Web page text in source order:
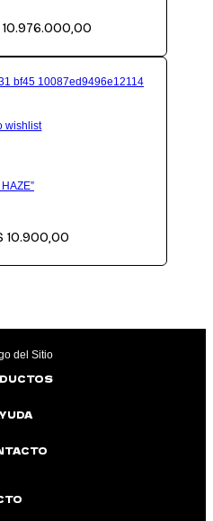
10.976.000,00de
hasta
$ 10.976.000,00
wishlist
10.900,00